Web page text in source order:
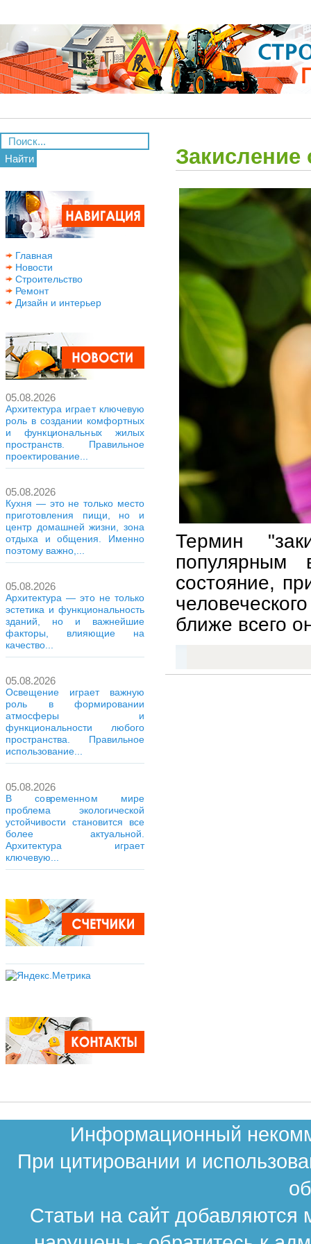
Найти
Главная
Новости
Строительство
Ремонт
Дизайн и интерьер
05.08.2026
Архитектура играет ключевую
роль в создании комфортных
и функциональных жилых
пространств. Правильное
проектирование...
05.08.2026
Кухня — это не только место
приготовления пищи, но и
центр домашней жизни, зона
отдыха и общения. Именно
поэтому важно,...
05.08.2026
Архитектура — это не только
эстетика и функциональность
зданий, но и важнейшие
факторы, влияющие на
качество...
05.08.2026
Освещение играет важную
роль в формировании
атмосферы и
функциональности любого
пространства. Правильное
использование...
05.08.2026
В современном мире
проблема экологической
устойчивости становится все
более актуальной.
Архитектура играет
ключевую...
Закисление
Термин
популярным
состояние,
ближе всего
Информационный
При цитировании и
Статьи на сайт